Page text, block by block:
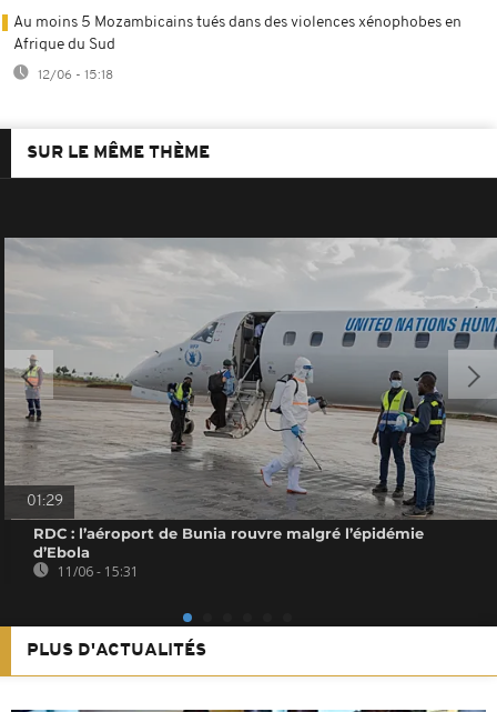
Au moins 5 Mozambicains tués dans des violences xénophobes en
Afrique du Sud
12/06 - 15:18
SUR LE MÊME THÈME
01:29
RDC : l’aéroport de Bunia rouvre malgré l’épidémie
d’Ebola
11/06 - 15:31
PLUS D'ACTUALITÉS